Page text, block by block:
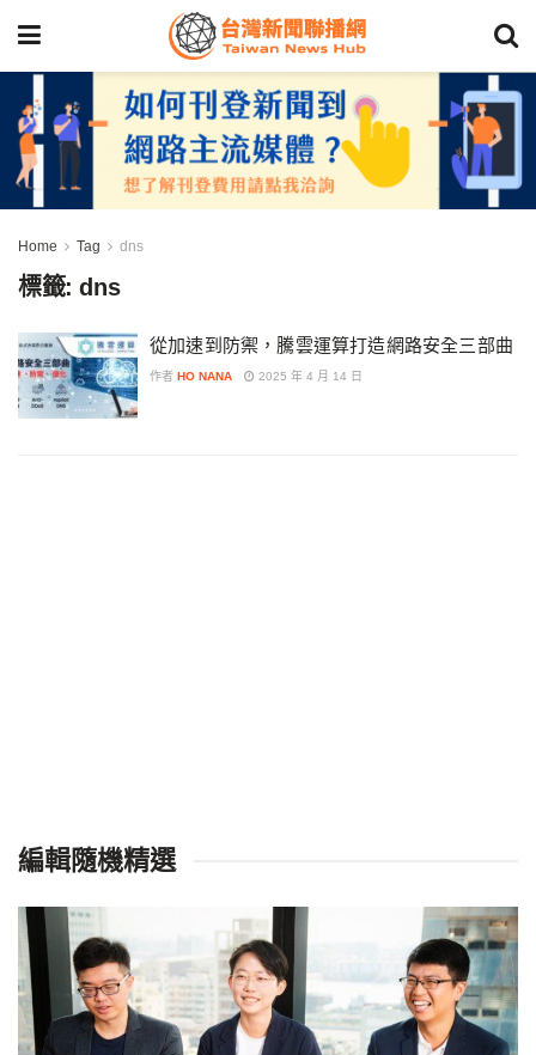
Home Tag dns
標籤:dns
從加速到防禦，騰雲運算打造網路安全三部曲
作者 HO NANA 2025 年 4 月 14 日
編輯隨機精選